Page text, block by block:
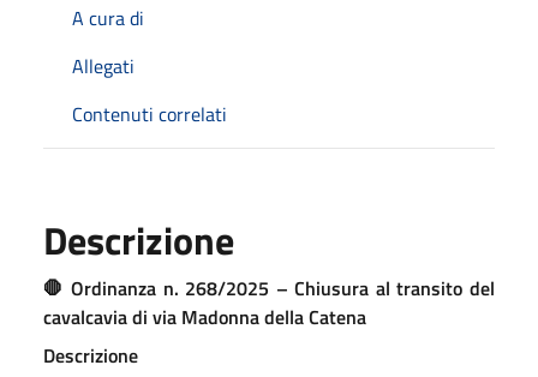
A cura di
Allegati
Contenuti correlati
Descrizione
🛑 Ordinanza n. 268/2025 – Chiusura al transito del
cavalcavia di via Madonna della Catena
Descrizione